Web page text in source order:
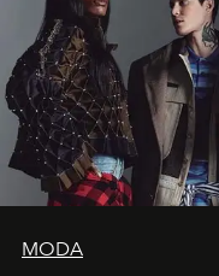
MODA